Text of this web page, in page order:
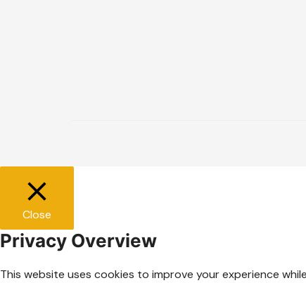
Close
Privacy Overview
This website uses cookies to improve your experience